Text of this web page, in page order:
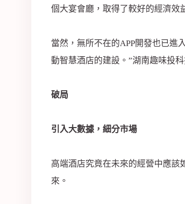
個大宴會廳，取得了較好的經濟效
當然，無所不在的APP開發也已進
動智慧酒店的建設。”湖南趣味投
破局
引入大數據，細分市場
高端酒店究竟在未來的經營中應該
來。